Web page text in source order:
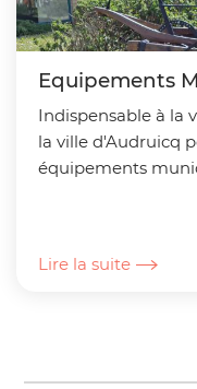
Equipements
Indispensable à la
la ville d'Audruicq
équipements
Lire la suite